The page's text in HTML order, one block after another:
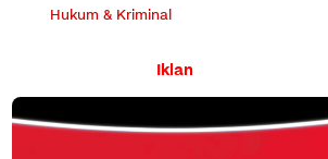
Hukum & Kriminal
Iklan